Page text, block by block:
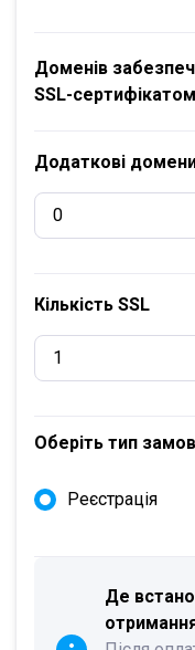
Доменів
SSL-
Додаткові
0
Кількість SSL
Оберіть тип
Реєстрація
Де